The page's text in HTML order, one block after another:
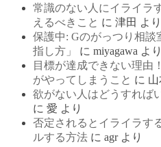
常識のない人にイライラ
えるべきこと に 津田 より
保護中: Gのがっつり相
指し方」
に miyagawa より
目標が達成できない理由
がやってしまうこと に 山
欲がない人はどうすれば
に 愛 より
否定されるとイライラす
ルする方法 に agrより